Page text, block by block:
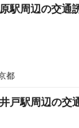
駅周辺の交通
都
戸駅周辺の交